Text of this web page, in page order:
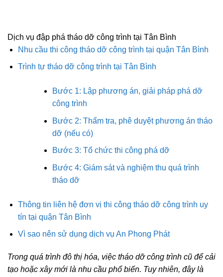
Dịch vụ đập phá tháo dỡ công trình tại Tân Bình
Nhu cầu thi công tháo dỡ công trình tại quận Tân Bình
Trình tự tháo dỡ công trình tại Tân Bình
Bước 1: Lập phương án, giải pháp phá dỡ
công trình
Bước 2: Thẩm tra, phê duyệt phương án tháo
dỡ (nếu có)
Bước 3: Tổ chức thi công phá dỡ
Bước 4: Giám sát và nghiệm thu quá trình
tháo dỡ
Thông tin liên hệ đơn vị thi công tháo dỡ công trình uy
tín tại quận Tân Bình
Vì sao nên sử dụng dịch vụ An Phong Phát
Trong quá trình đô thị hóa, việc tháo dỡ công trình cũ để cải
tạo hoặc xây mới là nhu cầu phổ biến. Tuy nhiên, đây là